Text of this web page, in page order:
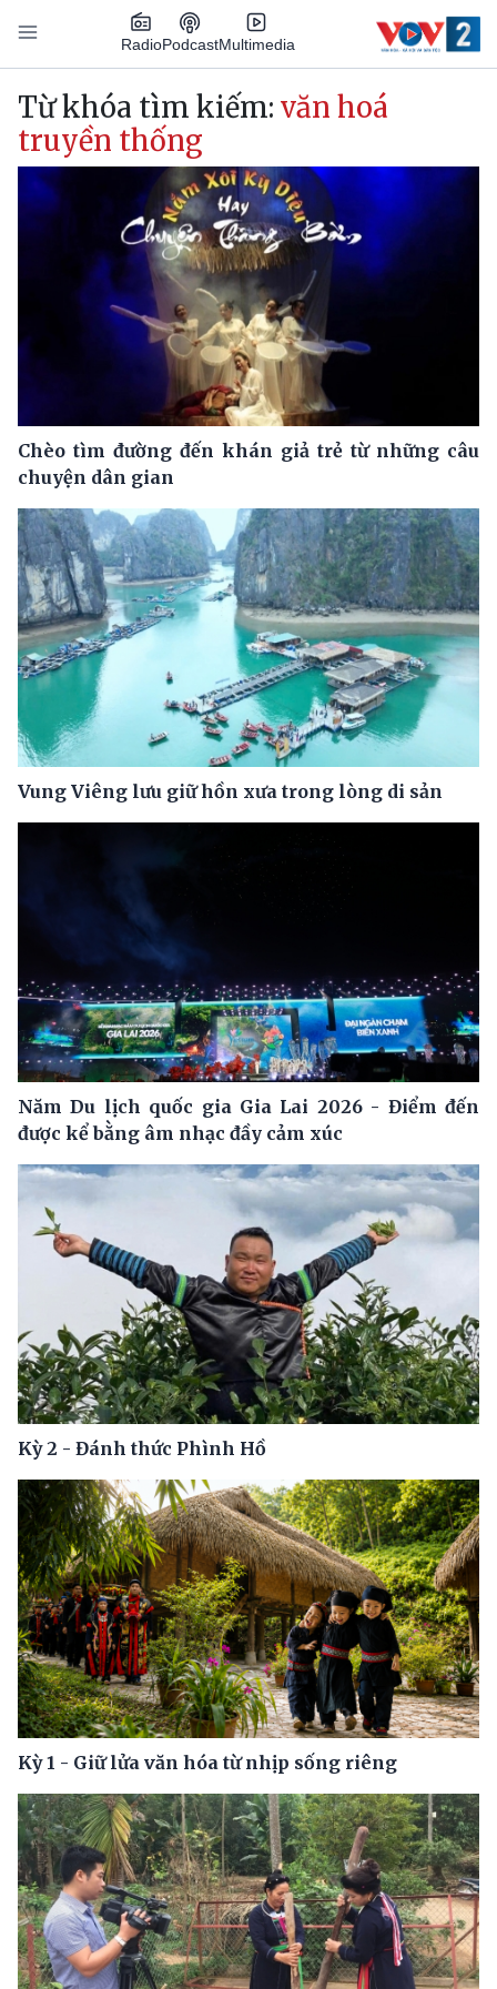
Nhảy đến nội dung
RadioPodcastMultimedia
Main navigation
Từ khóa tìm kiếm: văn hoá
truyền thống
Chèo tìm đường đến khán giả trẻ từ những câu
chuyện dân gian
Vung Viêng lưu giữ hồn xưa trong lòng di sản
Năm Du lịch quốc gia Gia Lai 2026 - Điểm đến
được kể bằng âm nhạc đầy cảm xúc
Kỳ 2 - Đánh thức Phình Hồ
Kỳ 1 - Giữ lửa văn hóa từ nhịp sống riêng